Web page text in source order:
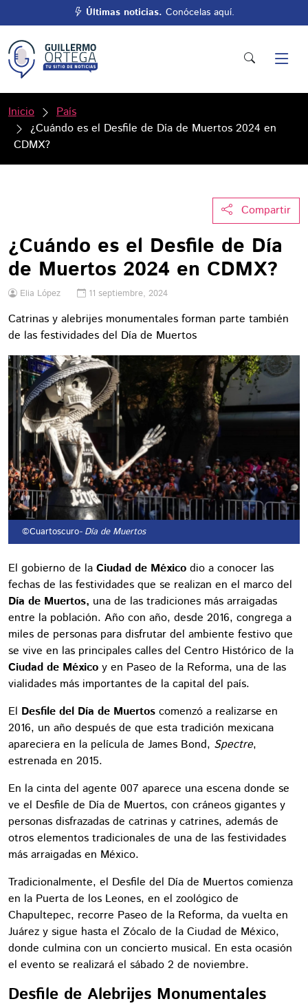
Últimas noticias. Conócelas aquí.
Inicio
País
¿Cuándo es el Desfile de Día de Muertos 2024 en
CDMX?
Compartir
¿Cuándo es el Desfile de Día
de Muertos 2024 en CDMX?
Elia López 11 septiembre, 2024
Catrinas y alebrijes monumentales forman parte también
de las festividades del Día de Muertos
©Cuartoscuro- Día de Muertos
El gobierno de la Ciudad de México dio a conocer las
fechas de las festividades que se realizan en el marco del
Día de Muertos, una de las tradiciones más arraigadas
entre la población. Año con año, desde 2016, congrega a
miles de personas para disfrutar del ambiente festivo que
se vive en las principales calles del Centro Histórico de la
Ciudad de México y en Paseo de la Reforma, una de las
vialidades más importantes de la capital del país.
El Desfile del Día de Muertos comenzó a realizarse en
2016, un año después de que esta tradición mexicana
apareciera en la película de James Bond, Spectre,
estrenada en 2015.
En la cinta del agente 007 aparece una escena donde se
ve el Desfile de Día de Muertos, con cráneos gigantes y
personas disfrazadas de catrinas y catrines, además de
otros elementos tradicionales de una de las festividades
más arraigadas en México.
Tradicionalmente, el Desfile del Día de Muertos comienza
en la Puerta de los Leones, en el zoológico de
Chapultepec, recorre Paseo de la Reforma, da vuelta en
Juárez y sigue hasta el Zócalo de la Ciudad de México,
donde culmina con un concierto musical. En esta ocasión
el evento se realizará el sábado 2 de noviembre.
Desfile de Alebrijes Monumentales